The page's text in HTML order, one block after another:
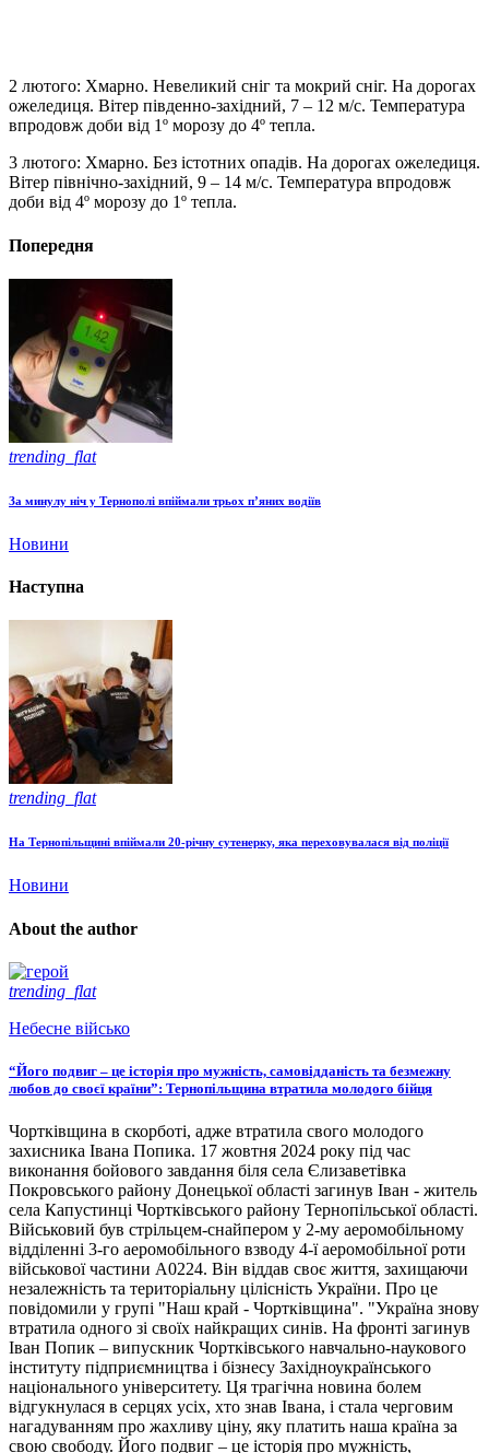
2 лютого: Хмарно. Невеликий сніг та мокрий сніг. На дорогах
ожеледиця. Вітер південно-західний, 7 – 12 м/с. Температура
впродовж доби від 1º морозу до 4º тепла.
3 лютого: Хмарно. Без істотних опадів. На дорогах ожеледиця.
Вітер північно-західний, 9 – 14 м/с. Температура впродовж
доби від 4º морозу до 1º тепла.
Попередня
trending_flat
За минулу ніч у Тернополі впіймали трьох п’яних водіїв
Новини
Наступна
trending_flat
На Тернопільщині впіймали 20-річну сутенерку, яка переховувалася від поліції
Новини
About the author
trending_flat
Небесне військо
“Його подвиг – це історія про мужність, самовідданість та безмежну
любов до своєї країни”: Тернопільщина втратила молодого бійця
Чортківщина в скорботі, адже втратила свого молодого
захисника Івана Попика. 17 жовтня 2024 року під час
виконання бойового завдання біля села Єлизаветівка
Покровського району Донецької області загинув Іван - житель
села Капустинці Чортківського району Тернопільської області.
Військовий був стрільцем-снайпером у 2-му аеромобільному
відділенні 3-го аеромобільного взводу 4-ї аеромобільної роти
військової частини А0224. Він віддав своє життя, захищаючи
незалежність та територіальну цілісність України. Про це
повідомили у групі "Наш край - Чортківщина". "Україна знову
втратила одного зі своїх найкращих синів. На фронті загинув
Іван Попик – випускник Чортківського навчально-наукового
інституту підприємництва і бізнесу Західноукраїнського
національного університету. Ця трагічна новина болем
відгукнулася в серцях усіх, хто знав Івана, і стала черговим
нагадуванням про жахливу ціну, яку платить наша країна за
свою свободу. Його подвиг – це історія про мужність,